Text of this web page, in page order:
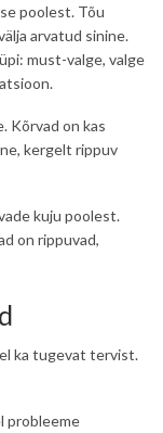
poolest. Tõu
arvatud sinine.
must-valge, valge
Kõrvad on kas
kergelt rippuv
kuju poolest.
on rippuvad,
ka tugevat tervist.
probleeme